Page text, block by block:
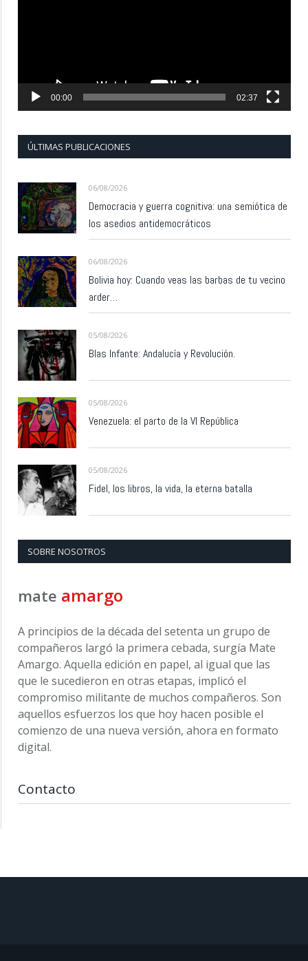
00:00 02:37
ÚLTIMAS PUBLICACIONES
06/08/2026
Democracia y guerra cognitiva: una semiótica de
los asedios antidemocráticos
06/08/2026
Bolivia hoy: Cuando veas las barbas de tu vecino
arder…
05/08/2026
Blas Infante: Andalucía y Revolución.
05/08/2026
Venezuela: el parto de la VI República
05/08/2026
Fidel, los libros, la vida, la eterna batalla
SOBRE NOSOTROS
mate amargo
A principios de la década del setenta un grupo de
compañeros largó la primera cebada, surgía Mate
Amargo. Aquella edición en papel, al igual que las
que le sucedieron en otras etapas, implicó el
compromiso militante de muchos compañeros. Son
aquellos esfuerzos los que hoy hacen posible el
comienzo de una nueva versión, ahora en formato
digital.
Contacto